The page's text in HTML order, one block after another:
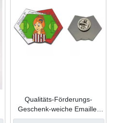
Qualitäts-Förderungs-
Geschenk-weiche Emaille-
kundenspezifische